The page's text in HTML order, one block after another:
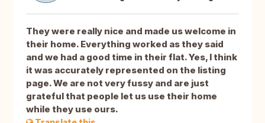
They were really nice and made us welcome in
their home. Everything worked as they said
and we had a good time in their flat. Yes, I think
it was accurately represented on the listing
page. We are not very fussy and are just
grateful that people let us use their home
while they use ours.